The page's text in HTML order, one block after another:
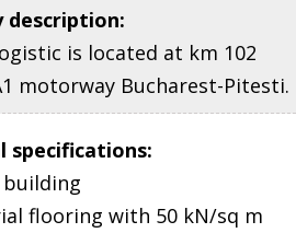
description:
is located at km 102
motorway Bucharest-Pitesti.
specifications:
building
flooring with 50 kN/sq m